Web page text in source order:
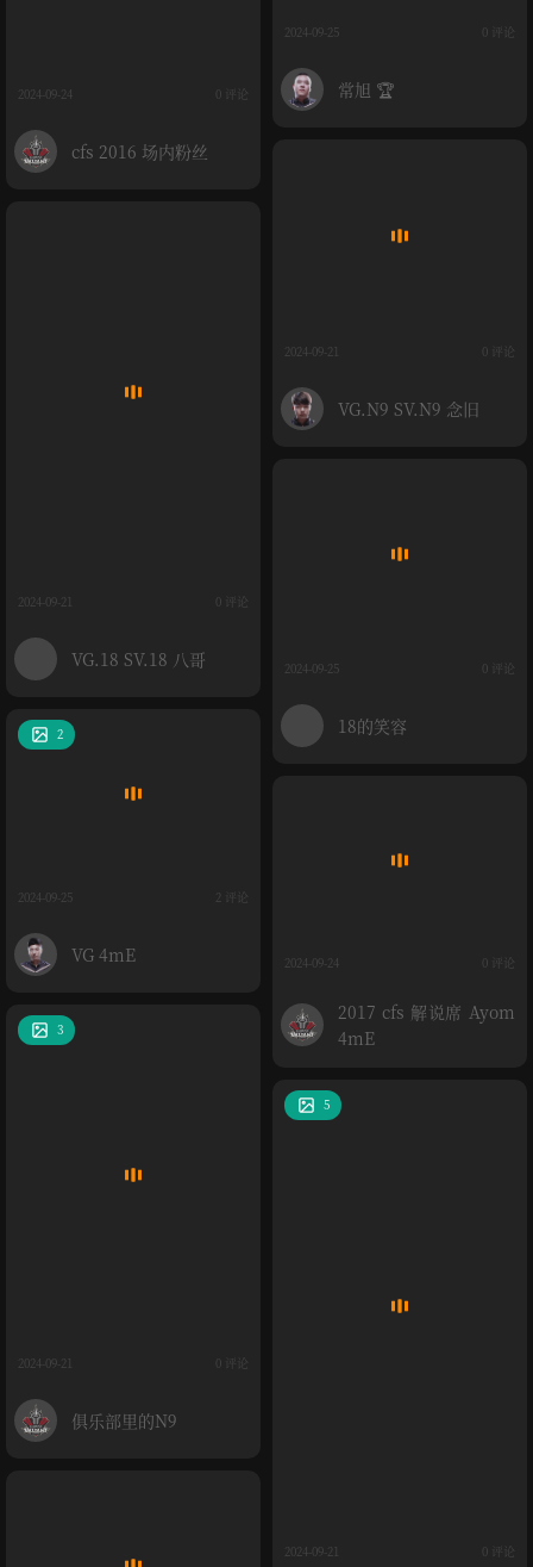
2024-09-25 0 评论
常旭 🏆
2024-09-24 0 评论
cfs 2016 场内粉丝
2024-09-21 0 评论
VG.N9 SV.N9 念旧
2024-09-21 0 评论
VG.18 SV.18 八哥 2024-09-25 0 评论
18的笑容
2
2024-09-25 2 评论
VG 4mE 2024-09-24 0 评论
2017 cfs 解说席 Ayom
4mE
3
2024-09-21 0 评论
俱乐部里的N9
5
2024-09-21 0 评论